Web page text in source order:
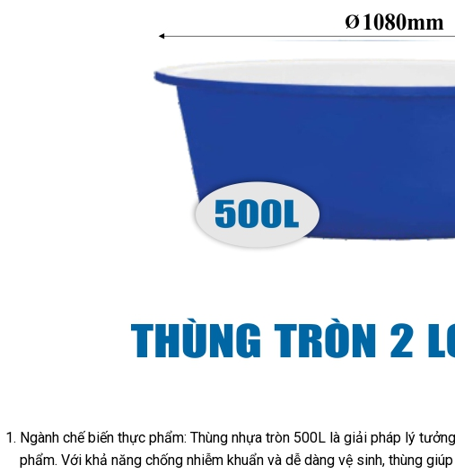
Ngành chế biến thực phẩm: Thùng nhựa tròn 500L là giải pháp lý
phẩm. Với khả năng chống nhiễm khuẩn và dễ dàng vệ sinh, thùng